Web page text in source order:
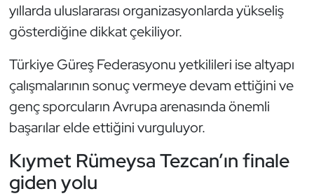
yıllarda uluslararası organizasyonlarda yükseliş
gösterdiğine dikkat çekiliyor.
Türkiye Güreş Federasyonu yetkilileri ise altyapı
çalışmalarının sonuç vermeye devam ettiğini ve
genç sporcuların Avrupa arenasında önemli
başarılar elde ettiğini vurguluyor.
Kıymet Rümeysa Tezcan’ın finale
giden yolu